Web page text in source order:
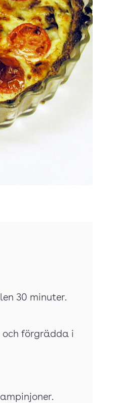
30 minuter.
och förgrädda i